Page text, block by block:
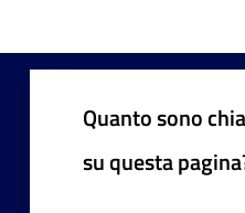
Quanto sono
su questa